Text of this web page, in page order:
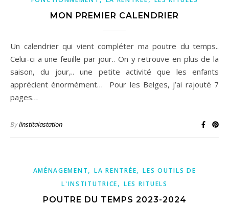
MON PREMIER CALENDRIER
Un calendrier qui vient compléter ma poutre du temps..
Celui-ci a une feuille par jour.. On y retrouve en plus de la
saison, du jour,.. une petite activité que les enfants
apprécient énormément… Pour les Belges, j’ai rajouté 7
pages…
Bylinstitalastation
AMÉNAGEMENT,LA RENTRÉE,LES OUTILS DE
L'INSTITUTRICE,LES RITUELS
POUTRE DU TEMPS 2023-2024